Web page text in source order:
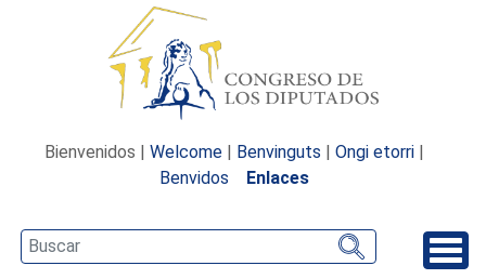
Bienvenidos | Welcome | Benvinguts | Ongi etorri |
Benvidos
Enlaces